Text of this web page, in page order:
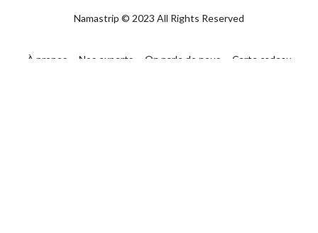
Namastrip © 2023 All Rights Reserved
À propos Nos experts On parle de nous
Carte cadeau